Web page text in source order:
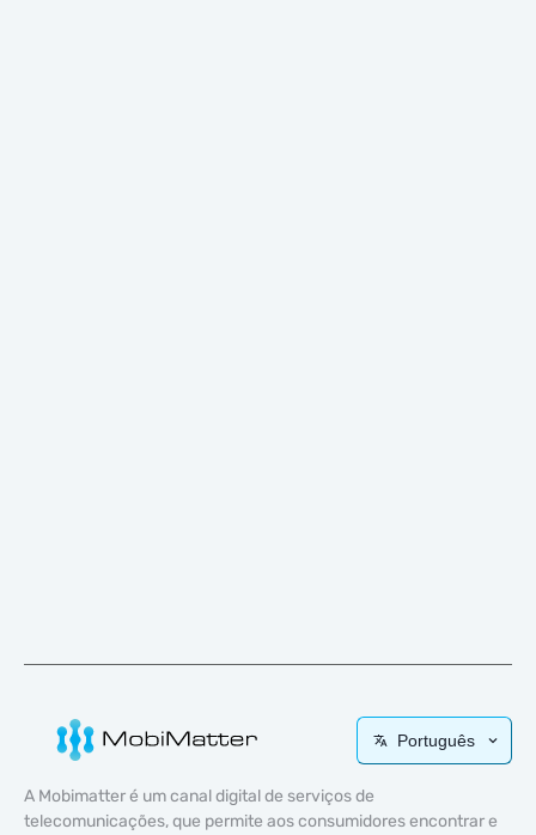
Português
A Mobimatter é um canal digital de serviços de
telecomunicações, que permite aos consumidores encontrar e